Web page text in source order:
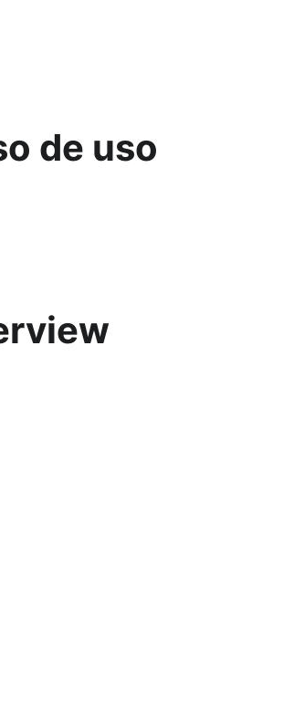
de uso